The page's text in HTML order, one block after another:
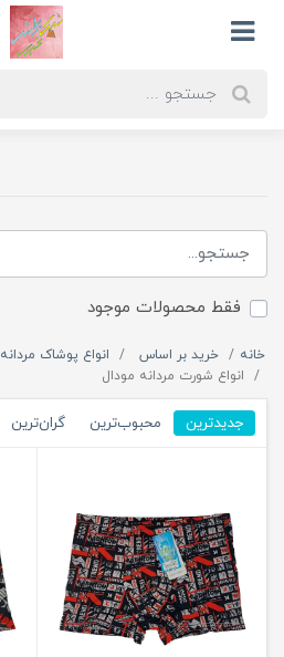
فقط محصولات موجود
خانه خرید بر اساس انواع پوشاک مردانه
انواع شورت مردانه مودال
جدیدترین محبوب‌ترین گران‌ترین